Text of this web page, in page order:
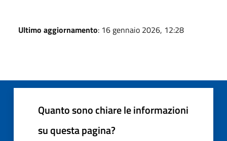
Ultimo aggiornamento: 16 gennaio 2026, 12:28
Quanto sono chiare le informazioni
su questa pagina?